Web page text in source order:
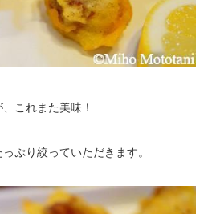
これまた美味！
ぷり絞っていただきます。